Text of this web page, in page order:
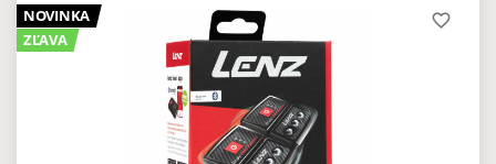
NOVINKA
ZĽAVA
favorite_border